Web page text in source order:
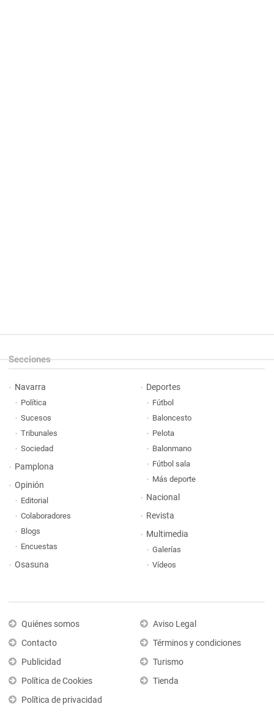
Secciones
Navarra
Política
Sucesos
Tribunales
Sociedad
Pamplona
Opinión
Editorial
Colaboradores
Blogs
Encuestas
Osasuna
Deportes
Fútbol
Baloncesto
Pelota
Balonmano
Fútbol sala
Más deporte
Nacional
Revista
Multimedia
Galerías
Vídeos
Quiénes somos
Contacto
Publicidad
Política de Cookies
Política de privacidad
Aviso Legal
Términos y condiciones
Turismo
Tienda